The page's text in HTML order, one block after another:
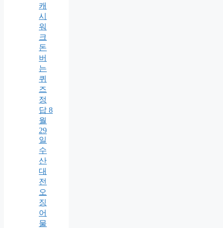
캐
시
워
크
돈
버
는
퀴
즈
정
답 8
월
29
일
수
산
대
전
오
징
어
물